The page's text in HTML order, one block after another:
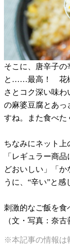
そこに、唐辛子の
と……最高！ 花椒
さとコク深い味
の麻婆豆腐とあっ
すね。また食べた
ちなみにネット上
「レギュラー商
どおいしい」「
うに、“辛い”と感
刺激的なご飯を食
（文・写真：奈古
※本記事の情報は